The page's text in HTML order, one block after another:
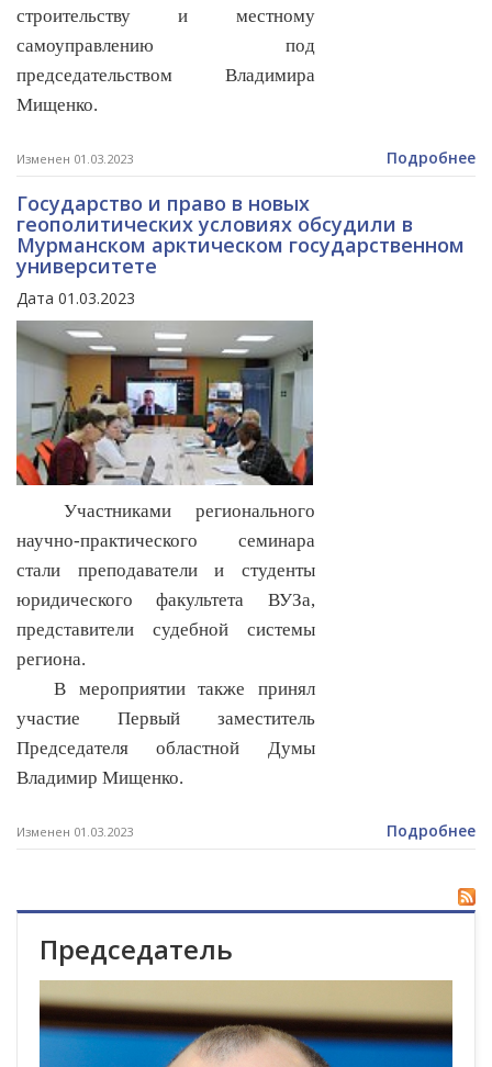
строительству и местному
самоуправлению под
председательством Владимира
Мищенко.
Изменен 01.03.2023 Подробнее
Государство и право в новых
геополитических условиях обсудили в
Мурманском арктическом государственном
университете
Дата 01.03.2023
Участниками регионального
научно-практического семинара
стали преподаватели и студенты
юридического факультета ВУЗа,
представители судебной системы
региона.
В мероприятии также принял
участие Первый заместитель
Председателя областной Думы
Владимир Мищенко.
Изменен 01.03.2023 Подробнее
Председатель